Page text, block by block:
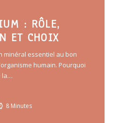
: RÔLE,
ET CHOIX
minéral essentiel au bon
humain. Pourquoi
la…
8 Minutes